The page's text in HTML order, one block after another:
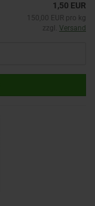
1,50 EUR
150,00 EUR pro kg
zzgl. Versand